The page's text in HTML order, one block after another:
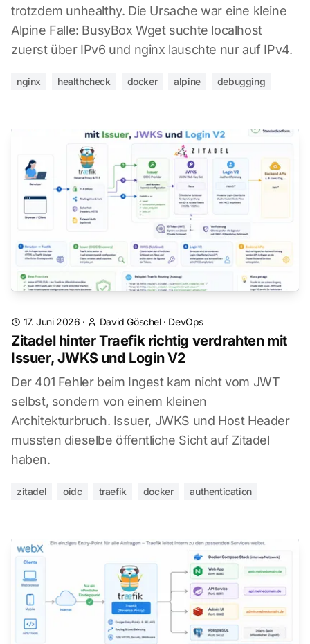
trotzdem unhealthy. Die Ursache war eine kleine
Alpine Falle: BusyBox Wget suchte localhost
zuerst über IPv6 und nginx lauschte nur auf IPv4.
nginx healthcheck docker alpine debugging
17. Juni 2026 · David Göschel· DevOps
Zitadel hinter Traefik richtig verdrahten mit
Issuer, JWKS und Login V2
Der 401 Fehler beim Ingest kam nicht vom JWT
selbst, sondern von einem kleinen
Architekturbruch. Issuer, JWKS und Host Header
mussten dieselbe öffentliche Sicht auf Zitadel
haben.
zitadel oidc traefik docker authentication